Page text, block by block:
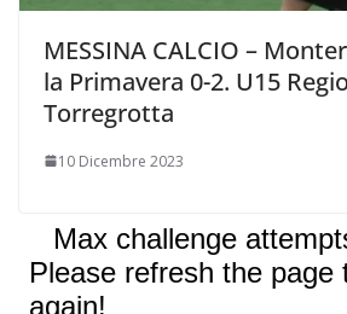
MESSINA CALCIO –
la Primavera 0-2. U15
Torregrotta
10 Dicembre 2023